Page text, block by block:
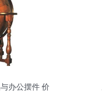
办公摆件 价